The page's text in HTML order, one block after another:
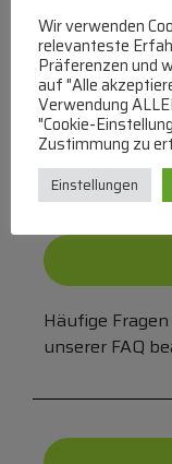
(MO-DO 8-
Bei uns können
Überweisung
MasterCard
Häufige
unserer FAQ
Wir verwenden
relevanteste
Präferenzen und
auf "Alle
Verwendung
"Cookie-
Zustimmung zu
Einstellungen